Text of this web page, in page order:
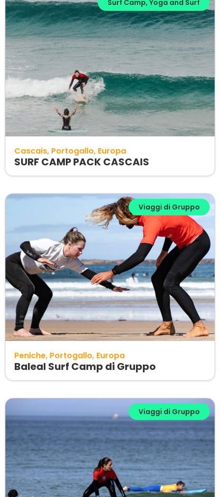
Surf Camp, Yoga and Surf
Cascais Portogallo Europa
SURF CAMP PACK CASCAIS
Viaggi di Gruppo
Peniche Portogallo Europa
Baleal Surf Camp di Gruppo
Viaggi di Gruppo